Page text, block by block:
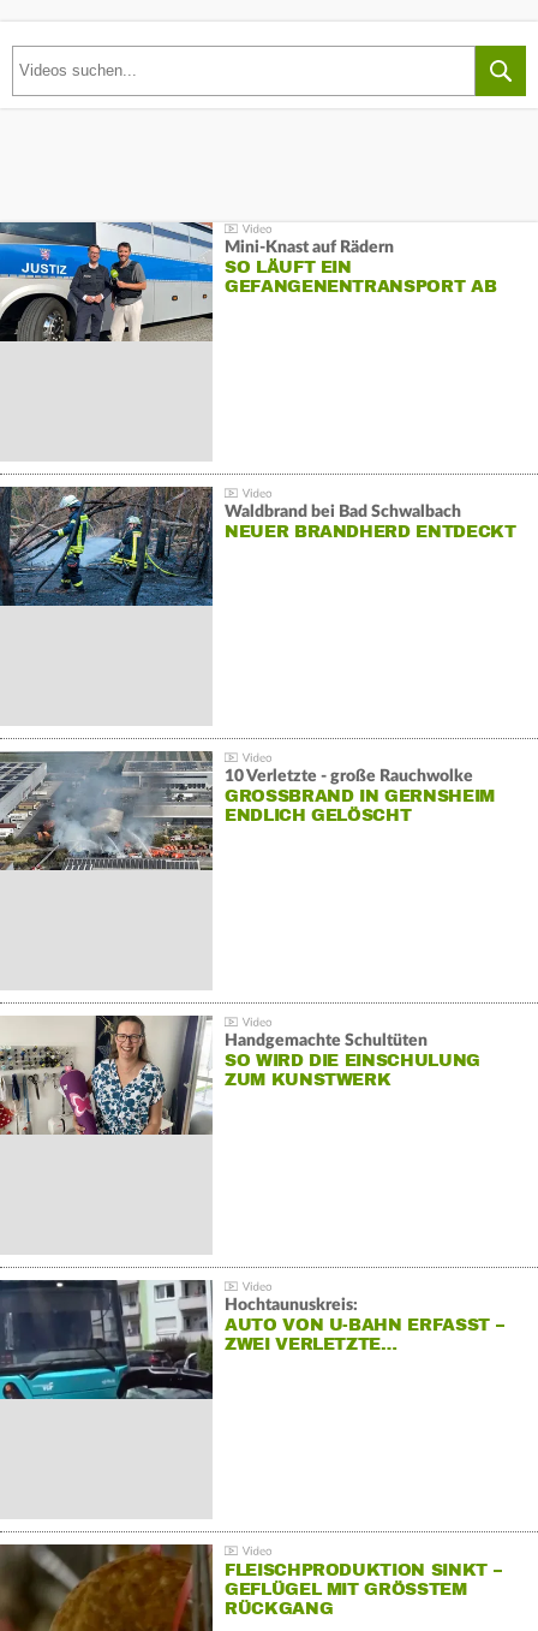
Mini-Knast auf Rädern
SO LÄUFT EIN
GEFANGENENTRANSPORT AB
Waldbrand bei Bad Schwalbach
NEUER BRANDHERD ENTDECKT
10 Verletzte - große Rauchwolke
GROSSBRAND IN GERNSHEIM E
NDLICH GELÖSCHT
Handgemachte Schultüten
SO WIRD DIE EINSCHULUNG
ZUM KUNSTWERK
Hochtaunuskreis:
AUTO VON U-BAHN ERFASST –
ZWEI VERLETZTE…
FLEISCHPRODUKTION SINKT –
GEFLÜGEL MIT GRÖSSTEM R
ÜCKGANG